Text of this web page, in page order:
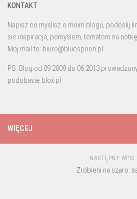
KONTAKT
Napisz co myslisz o moim blogu, podeslij
sie inspiracja, pomyslem, tematem na
Moj mail to: biuro@bluespoon.pl
PS. Blog od 09.2009 do 06.2013
podobasie.blox.pl
WIĘCEJ
NASTĘPNY WPIS
Zrobieni na szaro: